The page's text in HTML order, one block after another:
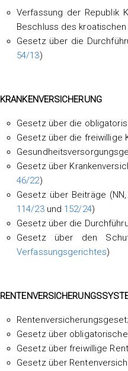
Verfassung der Republik
Beschluss des
Gesetz über die
54/13)
KRANKENVERSICHERUNG
Gesetz über die
Gesetz über die freiwillige
Gesetz über
46/22)
Gesetz über Beiträge (NN,
114/23und 152/24)
Gesetz über die
Gesetz über den
Verfassungsgerichtes)
Gesetz über
Gesetz über freiwillige
Gesetz über